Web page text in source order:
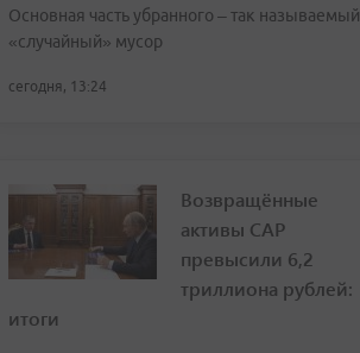
Основная часть убранного – так называемый
«случайный» мусор
сегодня, 13:24
Возвращённые
активы САР
превысили 6,2
триллиона рублей:
итоги